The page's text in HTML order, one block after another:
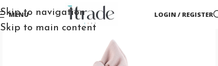
Skip to navigation
Skip to main content
MENU LOGIN / REGISTER